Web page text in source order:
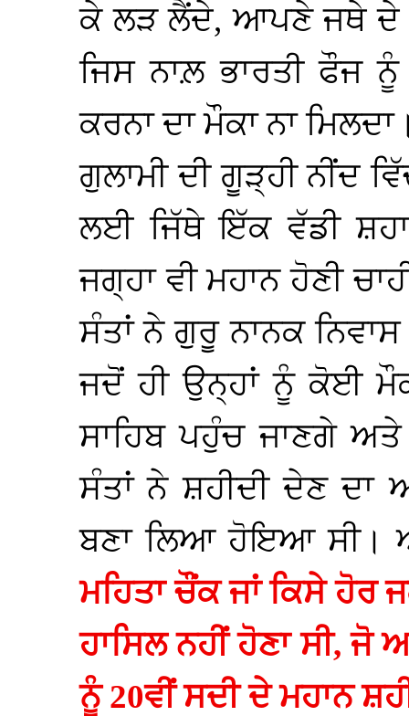
ਕੇ ਲੜ ਲੈਂਦੇ, ਆਪਣੇ ਜਥੇ ਦੇ
ਜਿਸ ਨਾਲ਼ ਭਾਰਤੀ ਫੌਜ
ਕਰਨਾ ਦਾ ਮੌਕਾ ਨਾ
ਗੁਲਾਮੀ ਦੀ ਗੂੜ੍ਹੀ ਨੀਂਦ
ਲਈ ਜਿੱਥੇ ਇੱਕ ਵੱਡੀ
ਜਗ੍ਹਾ ਵੀ ਮਹਾਨ ਹੋਣੀ
ਸੰਤਾਂ ਨੇ ਗੁਰੂ ਨਾਨਕ
ਜਦੋਂ ਹੀ ਉਨ੍ਹਾਂ ਨੂੰ ਕੋਈ
ਸਾਹਿਬ ਪਹੁੰਚ ਜਾਣਗੇ
ਸੰਤਾਂ ਨੇ ਸ਼ਹੀਦੀ ਦੇਣ ਦਾ
ਬਣਾ ਲਿਆ ਹੋਇਆ ਸੀ।
ਮਹਿਤਾ ਚੌਂਕ ਜਾਂ ਕਿਸੇ ਹੋਰ
ਹਾਸਿਲ ਨਹੀਂ ਹੋਣਾ ਸੀ, ਜੋ
ਨੂੰ 20ਵੀਂ ਸਦੀ ਦੇ ਮਹਾਨ